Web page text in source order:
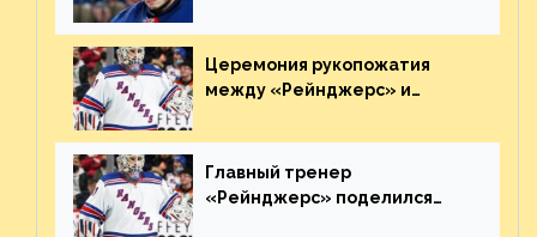
пятаке. Видео
Церемония рукопожатия
между «Рейнджерс» и
матча плей-офф. Видео
Главный тренер
«Рейнджерс» поделился